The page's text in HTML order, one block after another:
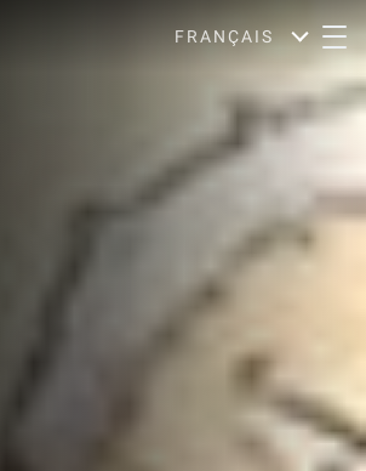
FRANÇAIS